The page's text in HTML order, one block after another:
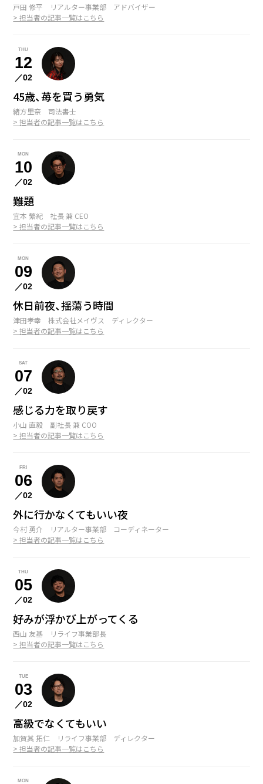
戸田 修平 リアルター事業部 アドバイザー
> 担当者の記事一覧はこちら
THU
12
／02
45歳、苺を買う勇気
緒方里奈 司法書士
> 担当者の記事一覧はこちら
MON
10
／02
難題
宜本 繁紀 社長 兼 CEO
> 担当者の記事一覧はこちら
MON
09
／02
休日前夜、揺蕩う時間
津田孝幸 株式会社メイヴス ディレクター
> 担当者の記事一覧はこちら
SAT
07
／02
感じる力を取り戻す
小山 直毅 副社長 兼 COO
> 担当者の記事一覧はこちら
FRI
06
／02
外に行かなくてもいい夜
今村 勇介 リアルター事業部 コーディネーター
> 担当者の記事一覧はこちら
THU
05
／02
好みが浮かび上がってくる
西山 友基 リライフ事業部長
> 担当者の記事一覧はこちら
TUE
03
／02
高級でなくてもいい
加賀其 拓仁 リライフ事業部 ディレクター
> 担当者の記事一覧はこちら
MON